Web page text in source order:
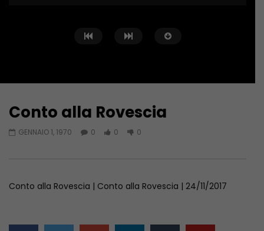
Conto alla Rovescia
GENNAIO 1, 1970 0 0 0
Conto alla Rovescia | Conto alla Rovescia | 24/11/2017